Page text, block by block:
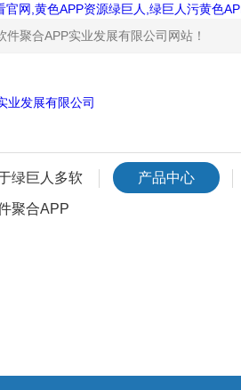
网,黄色APP资源绿巨人,绿巨人污黄色
聚合APP实业发展有限公司网站！
绿巨人多软
聚合APP
产品中心